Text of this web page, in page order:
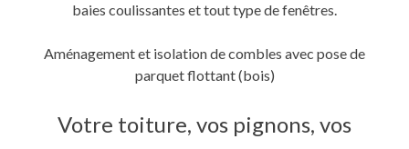
baies coulissantes et tout type de fenêtres.
Aménagement et isolation de combles avec pose de
parquet flottant (bois)
Votre toiture, vos pignons, vos